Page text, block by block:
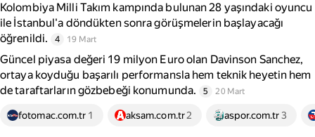
Kolombiya Milli Takım kampında bulunan 28 yaşındaki oyuncu
ile İstanbul'a döndükten sonra görüşmelerin başlayacağı
öğrenildi.
4 19 Mart
Güncel piyasa değeri 19 milyon Euro olan Davinson Sanchez,
ortaya koyduğu başarılı performansla hem teknik heyetin hem
de taraftarların gözbebeği konumunda.
5 20 Mart
fotomac.com.tr 1 aksam.com.tr2 aspor.com.tr3